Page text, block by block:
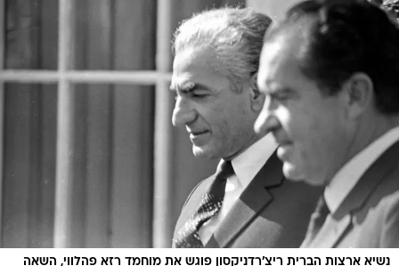
נשיא ארצות הברית ריצ'רדניקסון פוגש את מוחמד רזא פהלווי, השאה